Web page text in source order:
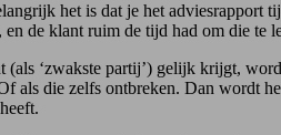
het is dat je het adviesrapport
de klant ruim de tijd had om die te
‘zwakste partij’) gelijk krijgt,
als die zelfs ontbreken. Dan wordt